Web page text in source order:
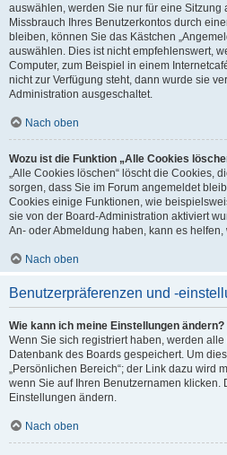
auswählen, werden Sie nur für eine Sitzung
Missbrauch Ihres Benutzerkontos durch
bleiben, können Sie das Kästchen
auswählen. Dies ist nicht empfehlenswert,
Computer, zum Beispiel in einem
nicht zur Verfügung steht, dann wurde sie
Administration ausgeschaltet.
Nach oben
Wozu ist die Funktion „Alle Cookies
„Alle Cookies löschen“ löscht die Cookies,
sorgen, dass Sie im Forum angemeldet
Cookies einige Funktionen, wie
sie von der Board-Administration aktiviert
An- oder Abmeldung haben, kann es
Nach oben
Benutzerpräferenzen und -
Wie kann ich meine Einstellungen ändern?
Wenn Sie sich registriert haben, werden
Datenbank des Boards gespeichert. Um
„Persönlichen Bereich“; der Link dazu wird
wenn Sie auf Ihren Benutzernamen klicken.
Einstellungen ändern.
Nach oben